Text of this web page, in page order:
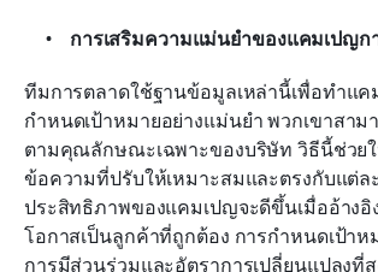
การเสริมความแม่นยำของแคมเปญก
ทีมการตลาดใช้ฐานข้อมูลเหล่านี้เพื่อทำแ
กำหนดเป้าหมายอย่างแม่นยำ พวกเขาสาม
ตามคุณลักษณะเฉพาะของบริษัท วิธีนี้ช่วย
ข้อความที่ปรับให้เหมาะสมและตรงกับแต่ล
ประสิทธิภาพของแคมเปญจะดีขึ้นเมื่ออ้าง
โอกาสเป็นลูกค้าที่ถูกต้อง การกำหนดเป้า
การมีส่วนร่วมและอัตราการเปลี่ยนแปลงที่